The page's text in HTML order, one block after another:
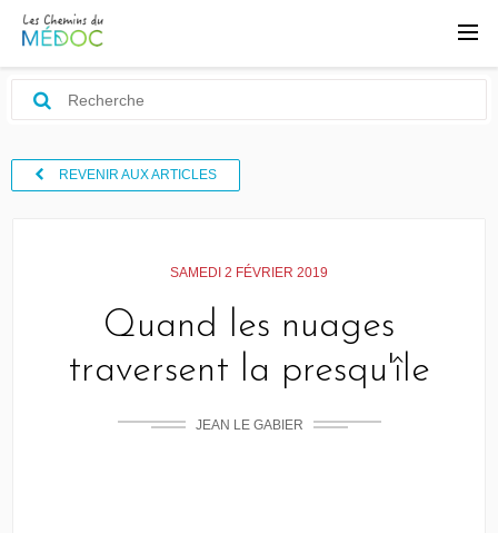
REVENIR AUX ARTICLES
SAMEDI 2 FÉVRIER 2019
Quand les nuages
traversent la presqu'île
JEAN LE GABIER